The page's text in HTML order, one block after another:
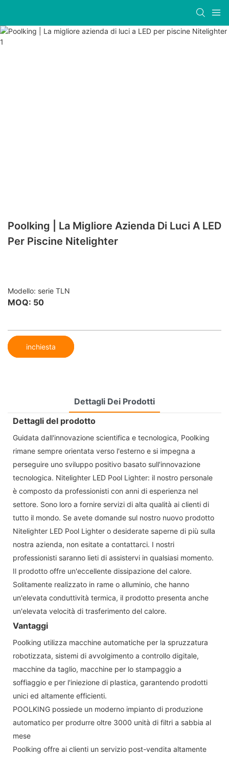
Poolking | La Migliore Azienda Di Luci A LED
Per Piscine Nitelighter
Modello: serie TLN
MOQ: 50
inchiesta
Dettagli Dei Prodotti
Dettagli del prodotto
Guidata dall'innovazione scientifica e tecnologica, Poolking
rimane sempre orientata verso l'esterno e si impegna a
perseguire uno sviluppo positivo basato sull'innovazione
tecnologica. Nitelighter LED Pool Lighter: il nostro personale
è composto da professionisti con anni di esperienza nel
settore. Sono loro a fornire servizi di alta qualità ai clienti di
tutto il mondo. Se avete domande sul nostro nuovo prodotto
Nitelighter LED Pool Lighter o desiderate saperne di più sulla
nostra azienda, non esitate a contattarci. I nostri
professionisti saranno lieti di assistervi in ​​qualsiasi momento.
Il prodotto offre un'eccellente dissipazione del calore.
Solitamente realizzato in rame o alluminio, che hanno
un'elevata conduttività termica, il prodotto presenta anche
un'elevata velocità di trasferimento del calore.
Vantaggi
Poolking utilizza macchine automatiche per la spruzzatura
robotizzata, sistemi di avvolgimento a controllo digitale,
macchine da taglio, macchine per lo stampaggio a
soffiaggio e per l'iniezione di plastica, garantendo prodotti
unici ed altamente efficienti.
POOLKING possiede un moderno impianto di produzione
automatico per produrre oltre 3000 unità di filtri a sabbia al
mese
Poolking offre ai clienti un servizio post-vendita altamente